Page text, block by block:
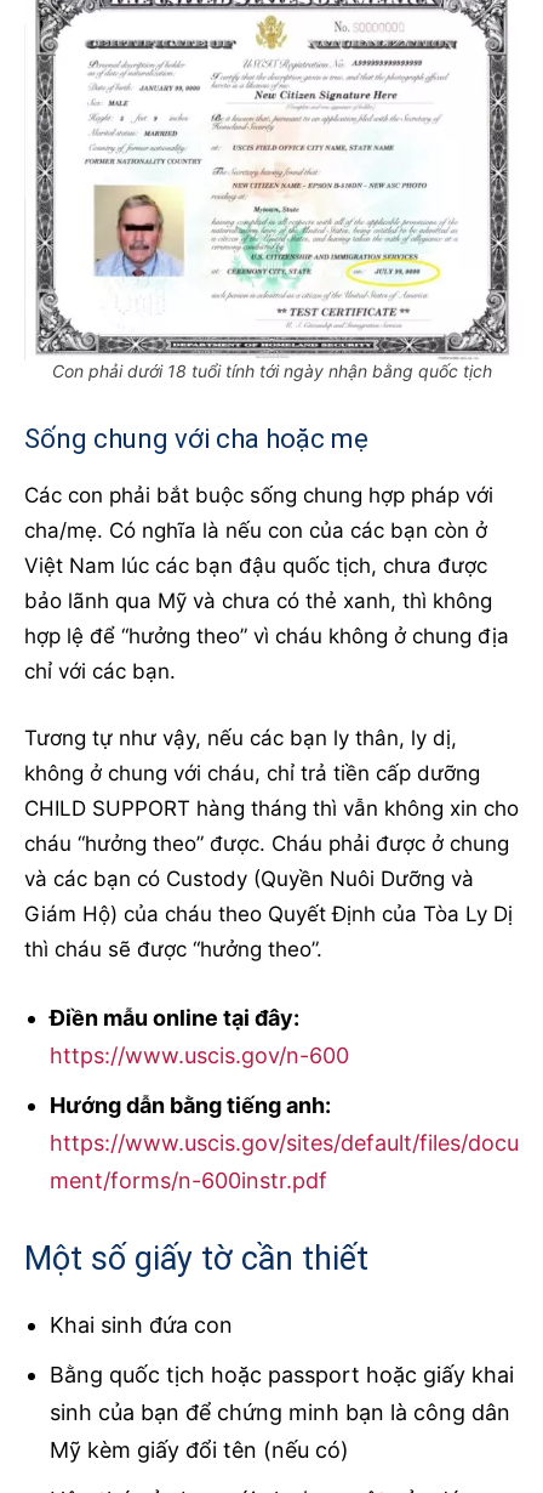
Con phải dưới 18 tuổi tính tới ngày nhận bằng quốc tịch
Sống chung với cha hoặc mẹ
Các con phải bắt buộc sống chung hợp pháp với
cha/mẹ. Có nghĩa là nếu con của các bạn còn ở
Việt Nam lúc các bạn đậu quốc tịch, chưa được
bảo lãnh qua Mỹ và chưa có thẻ xanh, thì không
hợp lệ để “hưởng theo” vì cháu không ở chung địa
chỉ với các bạn.
Tương tự như vậy, nếu các bạn ly thân, ly dị,
không ở chung với cháu, chỉ trả tiền cấp dưỡng
CHILD SUPPORT hàng tháng thì vẫn không xin cho
cháu “hưởng theo” được. Cháu phải được ở chung
và các bạn có Custody (Quyền Nuôi Dưỡng và
Giám Hộ) của cháu theo Quyết Định của Tòa Ly Dị
thì cháu sẽ được “hưởng theo”.
Điền mẫu online tại đây:
https://www.uscis.gov/n-600
Hướng dẫn bằng tiếng anh:
https://www.uscis.gov/sites/default/files/docu
ment/forms/n-600instr.pdf
Một số giấy tờ cần thiết
Khai sinh đứa con
Bằng quốc tịch hoặc passport hoặc giấy khai
sinh của bạn để chứng minh bạn là công dân
Mỹ kèm giấy đổi tên (nếu có)